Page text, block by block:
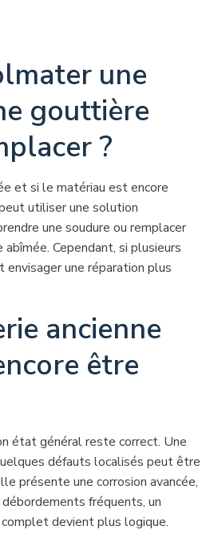
une
gouttière
?
et si le matériau est encore
utiliser une solution
une soudure ou remplacer
Cependant, si plusieurs
une réparation plus
ancienne
être
état général reste correct. Une
défauts localisés peut être
présente une corrosion avancée,
fréquents, un
devient plus logique.